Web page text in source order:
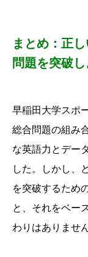
まとめ：正
問題を突破し
早稲田大学スポ
総合問題の組み
な英語力とデー
した。
しかし、
を突破するため
と、 それをベー
わりはありません